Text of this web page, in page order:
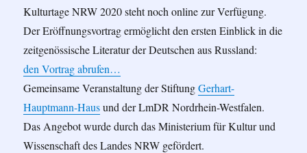
Kulturtage NRW 2020 steht noch online zur Verfügung.
Der Eröffnungsvortrag ermöglicht den ersten Einblick in die
zeitgenössische Literatur der Deutschen aus Russland:
den Vortrag abrufen…
Gemeinsame Veranstaltung der StiftungGerhart-
Hauptmann-Hausund der LmDR Nordrhein-Westfalen.
Das Angebot wurde durch das Ministerium für Kultur und
Wissenschaft des Landes NRW gefördert.